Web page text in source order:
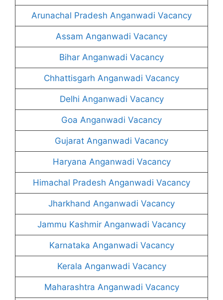
Arunachal Pradesh Anganwadi Vacancy
Assam Anganwadi Vacancy
Bihar Anganwadi Vacancy
Chhattisgarh Anganwadi Vacancy
Delhi Anganwadi Vacancy
Goa Anganwadi Vacancy
Gujarat Anganwadi Vacancy
Haryana Anganwadi Vacancy
Himachal Pradesh Anganwadi Vacancy
Jharkhand Anganwadi Vacancy
Jammu Kashmir Anganwadi Vacancy
Karnataka Anganwadi Vacancy
Kerala Anganwadi Vacancy
Maharashtra Anganwadi Vacancy